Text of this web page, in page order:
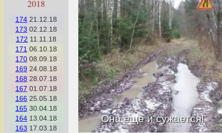
2018
174 21.12.18
173 02.12.18
172 11.11.18
171 06.10.18
170 08.09.18
169 24.08.18
168 28.07.18
167 01.07.18
166 25.05.18
165 30.04.18
164 13.04.18
163 17.03.18
Она ещё и сужается!